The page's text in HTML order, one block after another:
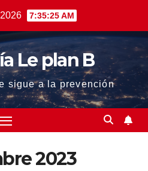
7:35:25 AM
Le plan B
sigue a la prevención
2023